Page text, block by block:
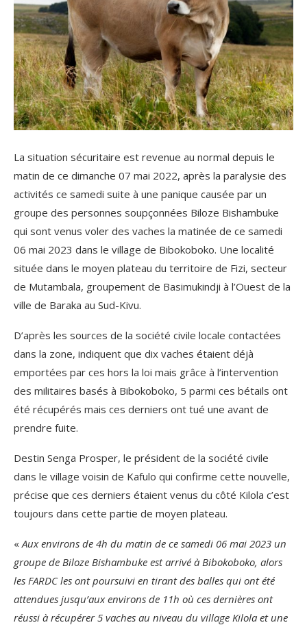
La situation sécuritaire est revenue au normal depuis le
matin de ce dimanche 07 mai 2022, après la paralysie des
activités ce samedi suite à une panique causée par un
groupe des personnes soupçonnées Biloze Bishambuke
qui sont venus voler des vaches la matinée de ce samedi
06 mai 2023 dans le village de Bibokoboko. Une localité
située dans le moyen plateau du territoire de Fizi, secteur
de Mutambala, groupement de Basimukindji à l’Ouest de la
ville de Baraka au Sud-Kivu.
D’après les sources de la société civile locale contactées
dans la zone, indiquent que dix vaches étaient déjà
emportées par ces hors la loi mais grâce à l’intervention
des militaires basés à Bibokoboko, 5 parmi ces bétails ont
été récupérés mais ces derniers ont tué une avant de
prendre fuite.
Destin Senga Prosper, le président de la société civile
dans le village voisin de Kafulo qui confirme cette nouvelle,
précise que ces derniers étaient venus du côté Kilola c’est
toujours dans cette partie de moyen plateau.
« Aux environs de 4h du matin de ce samedi 06 mai 2023 un
groupe de Biloze Bishambuke est arrivé à Bibokoboko, alors
les FARDC les ont poursuivi en tirant des balles qui ont été
attendues jusqu’aux environs de 11h où ces dernières ont
réussi à récupérer 5 vaches au niveau du village Kilola et une